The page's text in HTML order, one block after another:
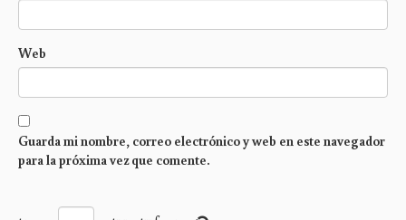
Web
Guarda mi nombre, correo electrónico y web en este navegador
para la próxima vez que comente.